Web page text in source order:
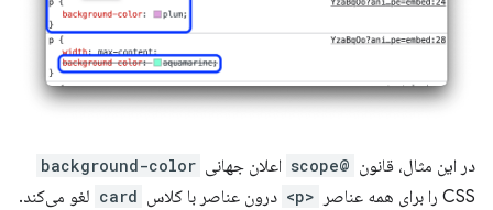
در این مثال، قانون @scope اعلان جهانی background-color
CSS را برای همه عناصر <p> درون عناصر با کلاس card لغو می‌کند.